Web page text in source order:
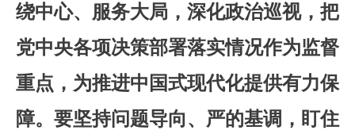
绕中心、服务大局，深化政治巡视，把
党中央各项决策部署落实情况作为监督
重点，为推进中国式现代化提供有力保
障。要坚持问题导向、严的基调，盯住